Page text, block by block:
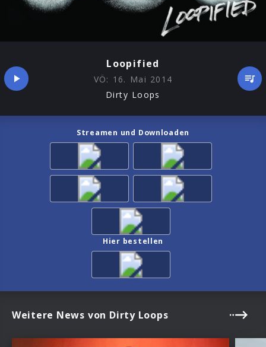
Loopified
VÖ: 16. Mai 2014
Dirty Loops
Streamen und Downloaden
Hier bestellen
Weitere News von Dirty Loops